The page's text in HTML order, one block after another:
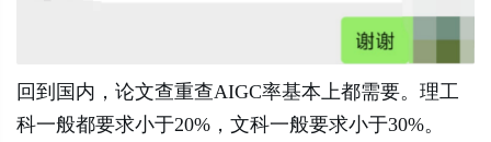
回到国内，论文查重查AIGC率基本上都需要。理工
科一般都要求小于20%，文科一般要求小于30%。